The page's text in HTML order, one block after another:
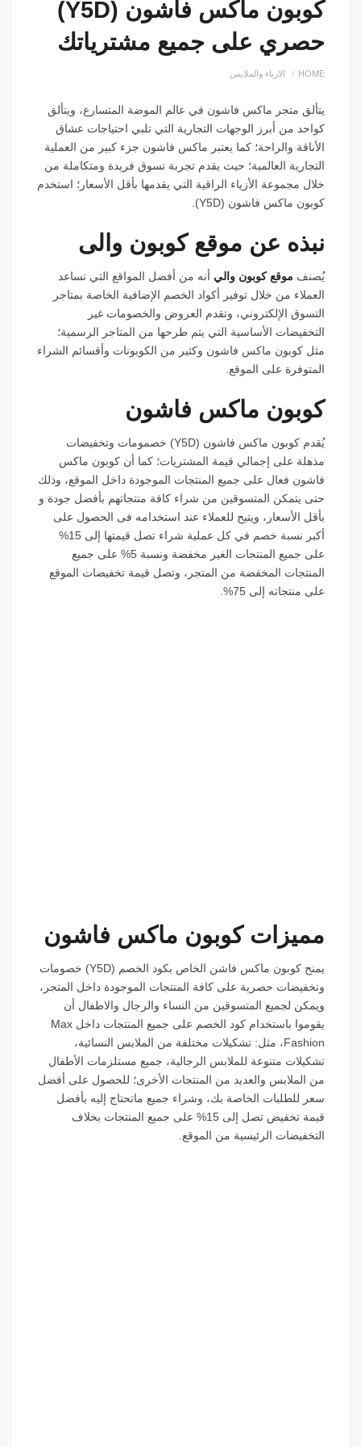
كوبون ماكس فاشون (Y5D)
حصري على جميع مشترياتك
HOME الازياء والملابس
يتألق متجر ماكس فاشون في عالم الموضة المتسارع، ويتألق
كواحد من أبرز الوجهات التجارية التي تلبي احتياجات عشاق
الأناقة والراحة؛ كما يعتبر ماكس فاشون جزء كبير من العملية
التجارية العالمية؛ حيث يقدم تجربة تسوق فريدة ومتكاملة من
خلال مجموعة الأزياء الراقية التي يقدمها بأقل الأسعار؛ استخدم
كوبون ماكس فاشون ( Y5D
).
نبذه عن موقع كوبون والى
يُصنف موقع كوبون والي أنه من أفضل المواقع التي تساعد
العملاء من خلال توفير أكواد الخصم الإضافية الخاصة بمتاجر
التسوق الإلكتروني، وتقدم العروض والخصومات غير
التخفيضات الأساسية التي يتم طرحها من المتاجر الرسمية؛
مثل كوبون ماكس فاشون وكثير من الكوبونات وأقسائم الشراء
المتوفرة على الموقع.
كوبون ماكس فاشون
يُقدم كوبون ماكس فاشون ( Y5D) خصمومات وتخفيضات
مذهلة على إجمالي قيمة المشتريات؛ كما أن كوبون ماكس
فاشون فعال على جميع المنتجات الموجودة داخل الموقع، وذلك
حتى يتمكن المتسوقين من شراء كافة منتجاتهم بأفضل جودة و
بأقل الأسعار، ويتيح للعملاء عند استخدامه فى الحصول على
أكبر نسبة خصم في كل عملية شراء تصل قيمتها إلى 15%
على جميع المنتجات الغير مخفضة ونسبة 5% على جميع
المنتجات المخفضة من المتجر، وتصل قيمة تخفيضات الموقع
على منتجاته إلى 75%.
مميزات كوبون ماكس فاشون
يمنح كوبون ماكس فاشن الخاص بكود الخصم ( Y5D) خصومات
وتخفيضات حصرية على كافة المنتجات الموجودة داخل المتجر،
ويمكن لجميع المتسوقين من النساء والرجال والاطفال أن
يقوموا باستخدام كود الخصم على جميع المنتجات داخل Max
Fashion، مثل: تشكيلات مختلفة من الملابس النسائية،
تشكيلات متنوعة للملابس الرجالية، جميع مستلزمات الأطفال
من الملابس والعديد من المنتجات الأخرى؛ للحصول على أفضل
سعر للطلبات الخاصة بك، وشراء جميع ماتحتاج إليه بأفضل
قيمة تخفيض تصل إلى 15% على جميع المنتجات بخلاف
التخفيضات الرئيسية من الموقع.